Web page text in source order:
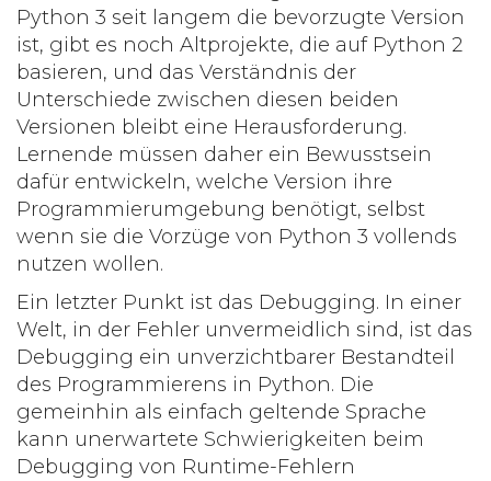
Python 3 seit langem die bevorzugte Version
ist, gibt es noch Altprojekte, die auf Python 2
basieren, und das Verständnis der
Unterschiede zwischen diesen beiden
Versionen bleibt eine Herausforderung.
Lernende müssen daher ein Bewusstsein
dafür entwickeln, welche Version ihre
Programmierumgebung benötigt, selbst
wenn sie die Vorzüge von Python 3 vollends
nutzen wollen.
Ein letzter Punkt ist das Debugging. In einer
Welt, in der Fehler unvermeidlich sind, ist das
Debugging ein unverzichtbarer Bestandteil
des Programmierens in Python. Die
gemeinhin als einfach geltende Sprache
kann unerwartete Schwierigkeiten beim
Debugging von Runtime-Fehlern